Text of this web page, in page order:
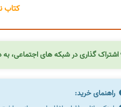
کتاب
اشتراک گذاری در شبکه های اجتماعی، به
راهنمای خرید: